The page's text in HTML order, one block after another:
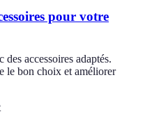
pour votre
accessoires adaptés.
le bon choix et améliorer